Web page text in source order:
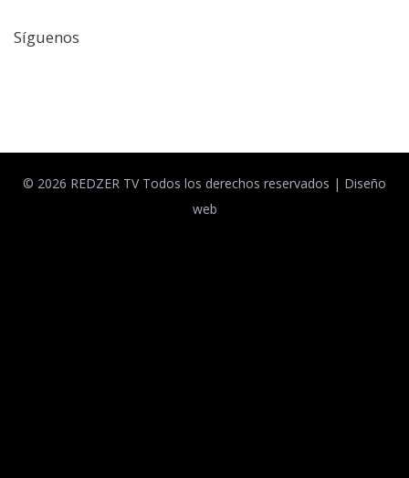
Síguenos
© 2026 REDZER TV Todos los derechos reservados | Diseño
web